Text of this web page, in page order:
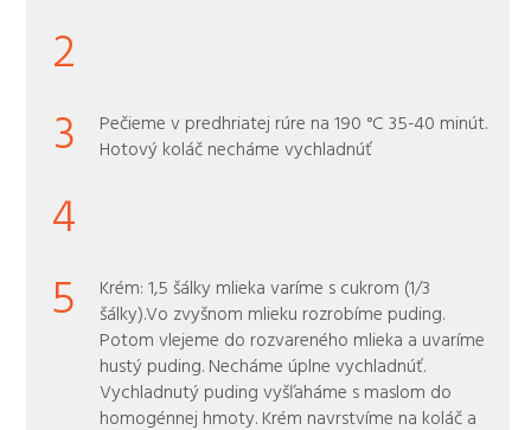
2
3
Pečieme v predhriatej rúre na 190 °C 35-40 minút.
Hotový koláč necháme vychladnúť
4
5
Krém: 1,5 šálky mlieka varíme s cukrom (1/3
šálky).Vo zvyšnom mlieku rozrobíme puding.
Potom vlejeme do rozvareného mlieka a uvaríme
hustý puding. Necháme úplne vychladnúť.
Vychladnutý puding vyšľaháme s maslom do
homogénnej hmoty. Krém navrstvíme na koláč a